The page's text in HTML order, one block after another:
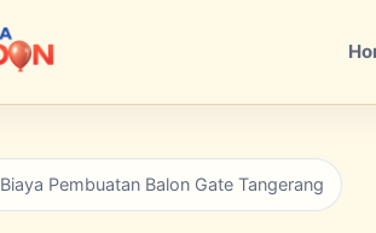
Biaya Pembuatan Balon Gate Tangerang